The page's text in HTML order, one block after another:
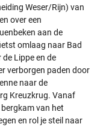
Weser/Rijn) van
over een
aan de
omlaag naar Bad
Lippe en de
verborgen paden door
naar de
Kreuzkrug. Vanaf
van het
en rol je steil naar